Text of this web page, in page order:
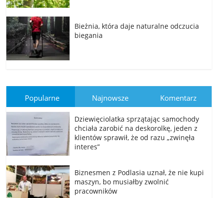
Bieżnia, która daje naturalne odczucia
biegania
Popularne Najnowsze Komentarz
Dziewięciolatka sprzątając samochody
chciała zarobić na deskorolkę, jeden z
klientów sprawił, że od razu „zwinęła
interes”
Biznesmen z Podlasia uznał, że nie kupi
maszyn, bo musiałby zwolnić
pracowników